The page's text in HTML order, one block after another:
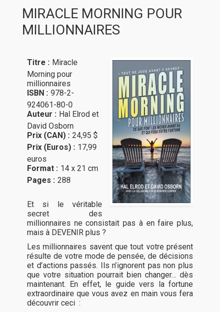
MIRACLE MORNING POUR
MILLIONNAIRES
Titre : Miracle
Morning pour
millionnaires
ISBN : 978-2-
924061-80-0
Auteur : Hal Elrod et
David Osborn
Prix (CAN) : 24,95 $
Prix (Euros) : 17,99
euros
Format : 14 x 21 cm
Pages : 288
Et si le véritable
secret des
millionnaires ne consistait pas à en faire plus,
mais à DEVENIR plus ?
Les millionnaires savent que tout votre présent
résulte de votre mode de pensée, de décisions
et d’actions passés. Ils n’ignorent pas non plus
que votre situation pourrait bien changer… dès
maintenant. En effet, le guide vers la fortune
extraordinaire que vous avez en main vous fera
découvrir ceci :